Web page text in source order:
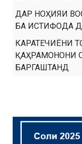
ДАР НОҲИЯИ
БА ИСТИФОДА
КАРАТЕЧИЁНИ
ҚАҲРАМОНОНИ
БАРГАШТАНД